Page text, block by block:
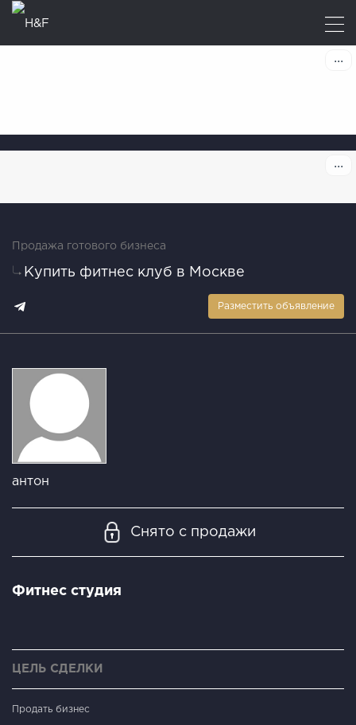
Продажа готового бизнеса
Купить фитнес клуб в Москве
Разместить объявление
антон
Снято с продажи
Фитнес студия
ЦЕЛЬ СДЕЛКИ
Продать бизнес